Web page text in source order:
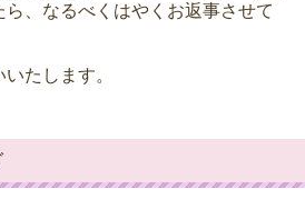
、なるべくはやくお返事させて
たします。